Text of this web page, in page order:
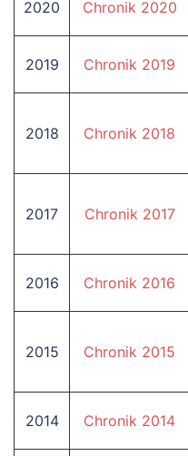
2020 Chronik 2020
2019 Chronik 2019
2018 Chronik 2018
2017 Chronik 2017
2016 Chronik 2016
2015 Chronik 2015
2014 Chronik 2014